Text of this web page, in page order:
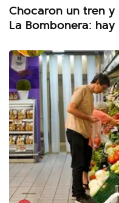
Chocaron un tren
La Bombonera: